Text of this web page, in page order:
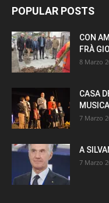
POPULAR POSTS
CON
FRÀ
8 Marzo
CASA
MUSICA
7 Marzo
A
7 Marzo